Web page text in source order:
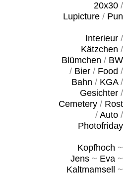
20x30/
Lupicture/ Pun
Interieur/
Kätzchen /
Blümchen / BW
/ Bier/ Food /
Bahn / KGA/
Gesichter/
Cemetery/ Rost
/ Auto/
Photofriday
Kopfhoch ~
Jens~ Eva~
Kaltmamsell
~